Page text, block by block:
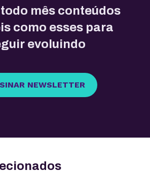
mês conteúdos
como esses para
evoluindo
NEWSLETTER